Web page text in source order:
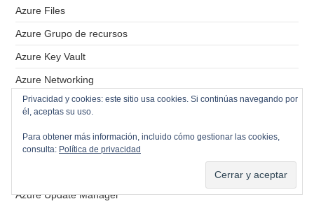
Azure Files
Azure Grupo de recursos
Azure Key Vault
Azure Networking
Azure PowerShell
Azure Redes Virtuales
Azure Update Manager
Privacidad y cookies: este sitio usa cookies. Si continúas navegando por
él, aceptas su uso.
Para obtener más información, incluido cómo gestionar las cookies,
consulta: Política de privacidad